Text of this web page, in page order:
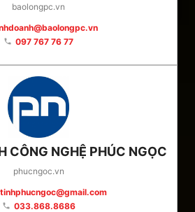
baolongpc.vn
phone 097 767 76 77
CÔNG NGHỆ PHÚC NGỌC
phucngoc.vn
phone 033.868.8686